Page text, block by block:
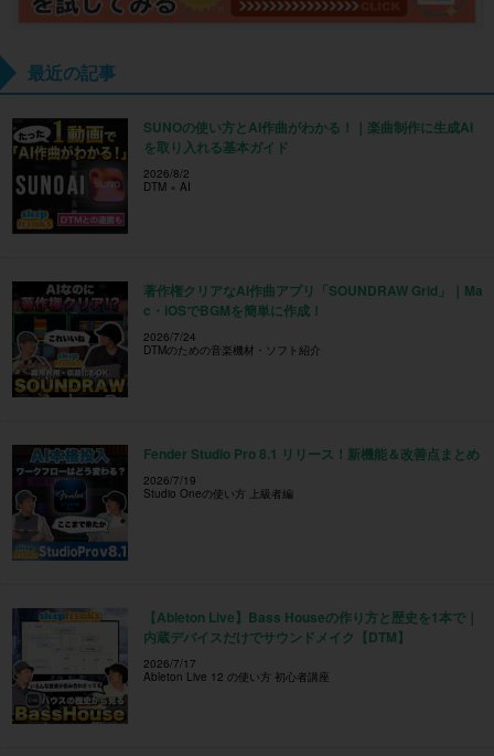
最近の記事
SUNOの使い方とAI作曲がわかる！｜楽曲制作に生成AI
を取り入れる基本ガイド
2026/8/2
DTM × AI
著作権クリアなAI作曲アプリ「SOUNDRAW Grid」｜Ma
c・iOSでBGMを簡単に作成！
2026/7/24
DTMのための音楽機材・ソフト紹介
Fender Studio Pro 8.1 リリース！新機能＆改善点まとめ
2026/7/19
Studio Oneの使い方 上級者編
【Ableton Live】Bass Houseの作り方と歴史を1本で｜
内蔵デバイスだけでサウンドメイク【DTM】
2026/7/17
Ableton Live 12 の使い方 初心者講座